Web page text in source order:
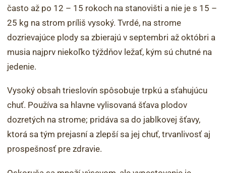
často až po 12 – 15 rokoch na stanovišti a nie je s 15 –
25 kg na strom príliš vysoký. Tvrdé, na strome
dozrievajúce plody sa zbierajú v septembri až októbri a
musia najprv niekoľko týždňov ležať, kým sú chutné na
jedenie.
Vysoký obsah trieslovín spôsobuje trpkú a sťahujúcu
chuť. Používa sa hlavne vylisovaná šťava plodov
dozretých na strome; pridáva sa do jablkovej šťavy,
ktorá sa tým prejasní a zlepší sa jej chuť, trvanlivosť aj
prospešnosť pre zdravie.